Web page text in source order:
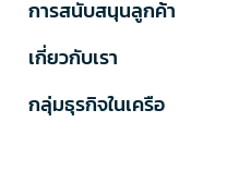
การสนับสนุนลูกค้า
เกี่ยวกับเรา
กลุ่มธุรกิจในเครือ